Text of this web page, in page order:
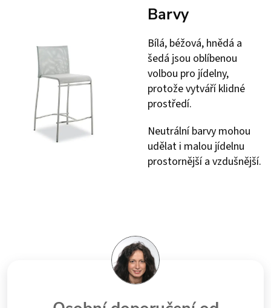
Barvy
Bílá, béžová, hnědá a
šedá jsou oblíbenou
volbou pro jídelny,
protože vytváří klidné
prostředí.
Neutrální barvy mohou
udělat i malou jídelnu
prostornější a vzdušnější.